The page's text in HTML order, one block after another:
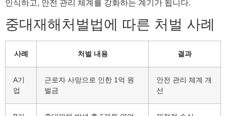
인식하고, 안전 관리 체계를 강화하는 계기가 됩니다.
중대재해처벌법에 따른 처벌 사례
사례 처벌 내용 결과
A기
업
근로자 사망으로 인한 1억 원
벌금
안전 관리 체계 개
선